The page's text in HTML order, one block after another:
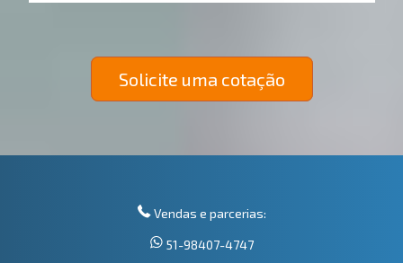
Solicite uma cotação
Vendas e parcerias:
51-98407-4747